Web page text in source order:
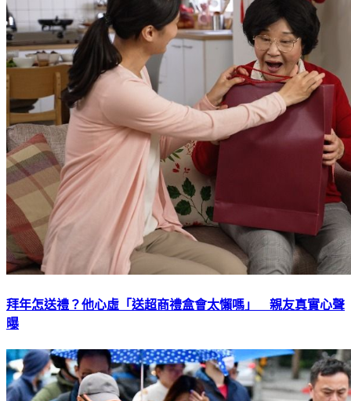
拜年怎送禮？他心虛「送超商禮盒會太懶嗎」 親友真實心聲
曝